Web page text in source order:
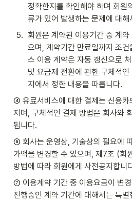
정확한지를 확인해야 하며 회원
류가 있어 발생하는 문제에 대
5. 회원은 계약된 이용기간 중 계
으며, 계약기간 만료일까지 조건
스 이용 계약은 자동 갱신으로
및 요금제 전환에 관한 구체적인
지에서 정한 내용을 따릅니다.
④ 유료서비스에 대한 결제는 신용카
지며, 구체적인 결제 방법은 회사와
됩니다.
⑥ 회사는 운영상, 기술상의 필요에
가액을 변경할 수 있으며, 제7조 (회
방법에 따라 회원에게 사전공지합니
⑦ 이용계약 기간 중 이용요금이 변
진행중인 계약 기간에 대해서는 특